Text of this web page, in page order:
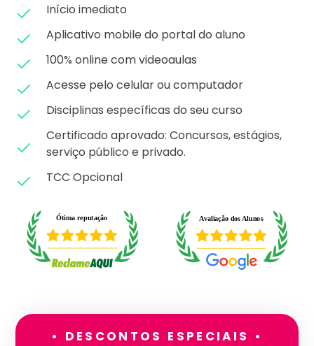
Início imediato
Aplicativo mobile do portal do aluno
100% online com videoaulas
Acesse pelo celular ou computador
Disciplinas específicas do seu curso
Certificado aprovado: Concursos, estágios,
serviço público e privado.
TCC Opcional
• DESCONTOS ESPECIAIS •